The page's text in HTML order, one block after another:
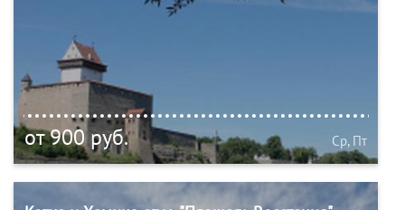
от 900 руб. Ср, Пт